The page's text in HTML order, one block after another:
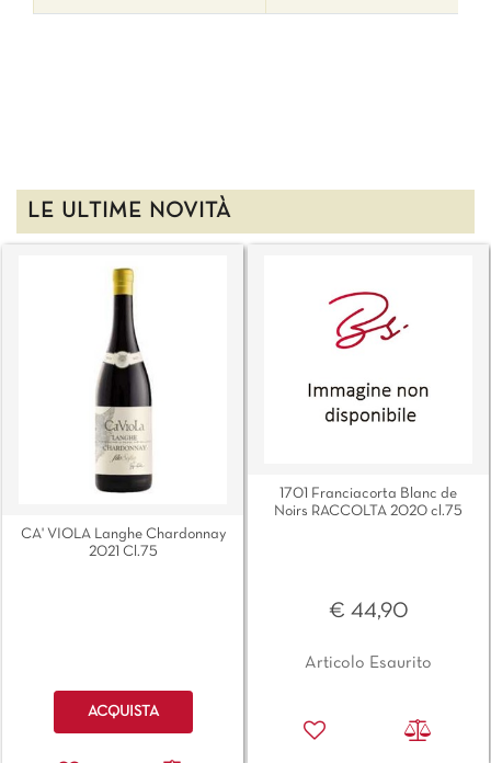
LE ULTIME NOVITÀ
CA' VIOLA Langhe Chardonnay
2021 Cl.75
Quantità
ACQUISTA
1701 Franciacorta Blanc de
Noirs RACCOLTA 2020 cl.75
€ 44,90
Articolo Esaurito